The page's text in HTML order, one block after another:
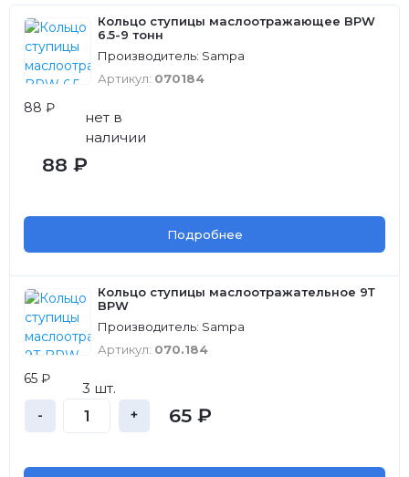
Кольцо ступицы маслоотражающее BPW
6.5-9 тонн
Производитель: Sampa
Артикул: 070184
88 ₽
нет в
наличии
88 ₽
Подробнее
Кольцо ступицы маслоотражательное 9Т
BPW
Производитель: Sampa
Артикул: 070.184
65 ₽
3 шт.
- + 65 ₽